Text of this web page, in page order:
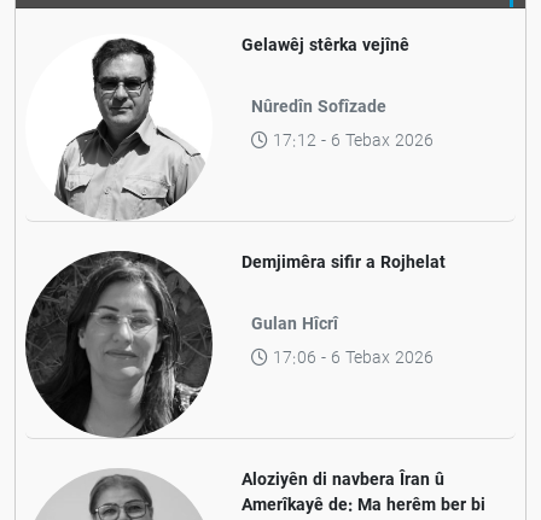
Gelawêj stêrka vejînê
Nûredîn Sofîzade
17:12 - 6 Tebax 2026
Demjimêra sifir a Rojhelat
Gulan Hîcrî
17:06 - 6 Tebax 2026
Aloziyên di navbera Îran û
Amerîkayê de: Ma herêm ber bi